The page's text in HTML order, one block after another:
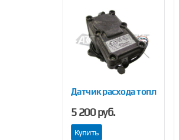
Датчик расхода топлива
5 200 руб.
Купить